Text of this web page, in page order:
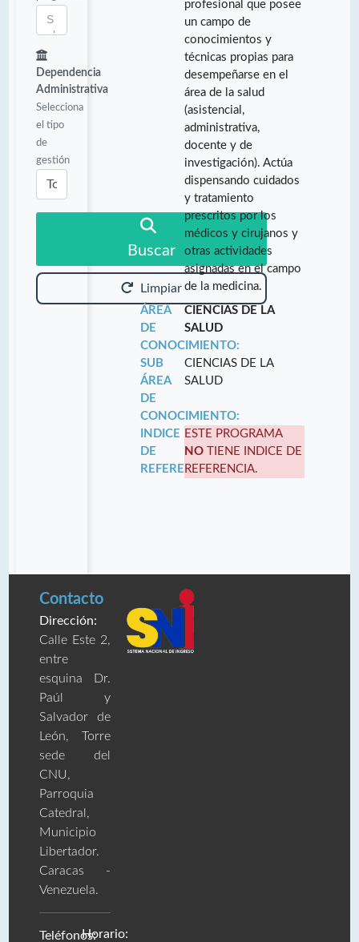
Dependencia
Administrativa
Selecciona
el tipo
de
gestión
Buscar
Limpiar
profesional que posee
un campo de
conocimientos y
técnicas propias para
desempeñarse en el
área de la salud
(asistencial,
administrativa,
docente y de
investigación). Actúa
dispensando cuidados
y tratamiento
prescritos por los
médicos y cirujanos y
otras actividades
asignadas en el campo
de la medicina.
ÁREA
DE
CONOCIMIENTO:
CIENCIAS DE LA
SALUD
SUB
ÁREA
DE
CONOCIMIENTO:
CIENCIAS DE LA
SALUD
INDICE
DE
REFERENCIA:
ESTE PROGRAMA
NO TIENE INDICE DE
REFERENCIA.
Contacto
Dirección:
Calle Este 2,
entre
esquina Dr.
Paúl y
Salvador de
León, Torre
sede del
CNU,
Parroquia
Catedral,
Municipio
Libertador.
Caracas -
Venezuela.
Teléfonos:Horario: